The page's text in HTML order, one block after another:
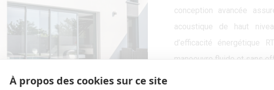
À propos des cookies sur ce site
conception avancée
acoustique de haut
d’efficacité énergétique
manoeuvre fluide et sans
Conçues pour s’intégrer